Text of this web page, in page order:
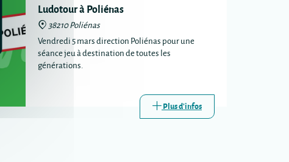
Ludotour à Poliénas
38210 Poliénas
Vendredi 5 mars direction Poliénas pour une
séance jeu à destination de toutes les
générations.
Plus d'infos